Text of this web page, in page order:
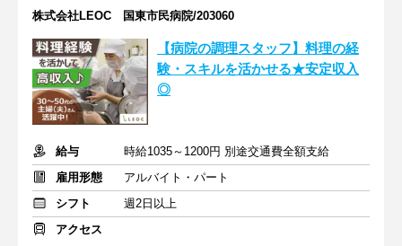
株式会社LEOC 国東市民病院/203060
【病院の調理スタッフ】料理の経
験・スキルを活かせる★安定収入
◎
給与
時給1035～1200円 別途交通費全額支給
雇用形態
アルバイト・パート
シフト
週2日以上
アクセス